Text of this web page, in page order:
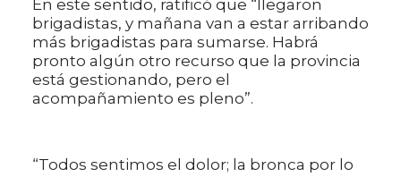
En este sentido, ratificó que “llegaron
brigadistas, y mañana van a estar arribando
más brigadistas para sumarse. Habrá
pronto algún otro recurso que la provincia
está gestionando, pero el
acompañamiento es pleno”.
“Todos sentimos el dolor; la bronca por lo